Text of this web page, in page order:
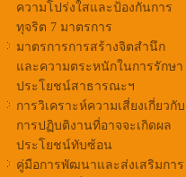
ความโปร่งใสและป้องกันการ
ทุจริต 7 มาตรการ
มาตรการการสร้างจิตสำนึก
และความตระหนักในการรักษา
ประโยชน์สาธารณะฯ
การวิเคราะห์ความเสี่ยงเกี่ยวกับ
การปฏิบติงานที่อาจจะเกิดผล
ประโยชน์ทับซ้อน
คู่มือการพัฒนาและส่งเสริมการ